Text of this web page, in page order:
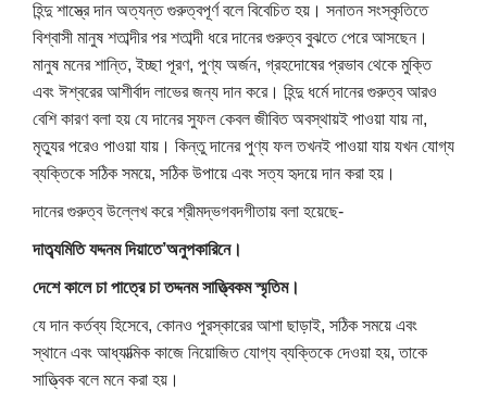
হিন্দু শাস্ত্রে দান অত্যন্ত গুরুত্বপূর্ণ বলে বিবেচিত হয়। সনাতন সংস্কৃতিতে
বিশ্বাসী মানুষ শতাব্দীর পর শতাব্দী ধরে দানের গুরুত্ব বুঝতে পেরে আসছেন।
মানুষ মনের শান্তি, ইচ্ছা পূরণ, পুণ্য অর্জন, গ্রহদোষের প্রভাব থেকে মুক্তি
এবং ঈশ্বরের আশীর্বাদ লাভের জন্য দান করে। হিন্দু ধর্মে দানের গুরুত্ব আরও
বেশি কারণ বলা হয় যে দানের সুফল কেবল জীবিত অবস্থায়ই পাওয়া যায় না,
মৃত্যুর পরেও পাওয়া যায়। কিন্তু দানের পুণ্য ফল তখনই পাওয়া যায় যখন যোগ্য
ব্যক্তিকে সঠিক সময়ে, সঠিক উপায়ে এবং সত্য হৃদয়ে দান করা হয়।
দানের গুরুত্ব উল্লেখ করে শ্রীমদ্ভগবদগীতায় বলা হয়েছে-
দাত্ব্যমিতি যদ্দনম দিয়াতে’অনুপকারিনে।
দেশে কালে চা পাত্রে চা তদ্দনম সাত্ত্বিকম স্মৃতিম।
যে দান কর্তব্য হিসেবে, কোনও পুরস্কারের আশা ছাড়াই, সঠিক সময়ে এবং
স্থানে এবং আধ্যাত্মিক কাজে নিয়োজিত যোগ্য ব্যক্তিকে দেওয়া হয়, তাকে
সাত্ত্বিক বলে মনে করা হয়।